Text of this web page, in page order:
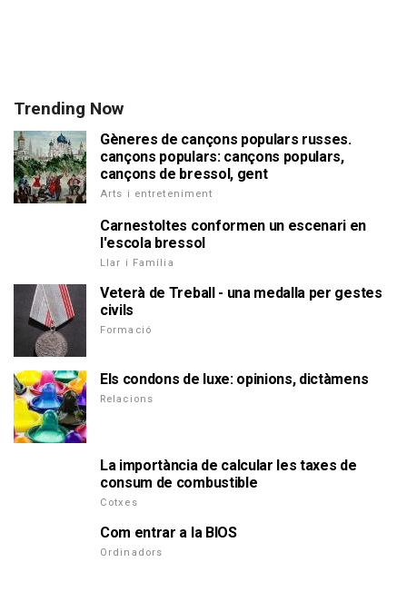
Trending Now
Gèneres de cançons populars russes.
cançons populars: cançons populars,
cançons de bressol, gent
Arts i entreteniment
Carnestoltes conformen un escenari en
l'escola bressol
Llar i Família
Veterà de Treball - una medalla per gestes
civils
Formació
Els condons de luxe: opinions, dictàmens
Relacions
La importància de calcular les taxes de
consum de combustible
Cotxes
Com entrar a la BIOS
Ordinadors